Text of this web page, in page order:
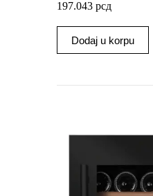
197.043 рсд
Dodaj u korpu